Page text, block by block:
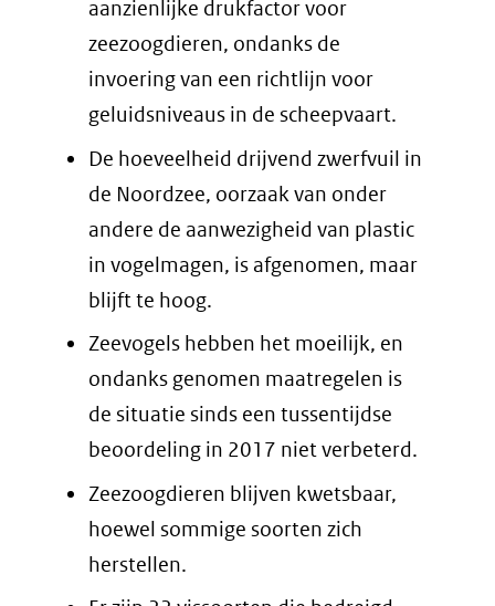
aanzienlijke drukfactor voor
zeezoogdieren, ondanks de
invoering van een richtlijn voor
geluidsniveaus in de scheepvaart.
De hoeveelheid drijvend zwerfvuil in
de Noordzee, oorzaak van onder
andere de aanwezigheid van plastic
in vogelmagen, is afgenomen, maar
blijft te hoog.
Zeevogels hebben het moeilijk, en
ondanks genomen maatregelen is
de situatie sinds een tussentijdse
beoordeling in 2017 niet verbeterd.
Zeezoogdieren blijven kwetsbaar,
hoewel sommige soorten zich
herstellen.